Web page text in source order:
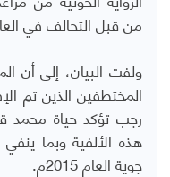
من قبل التحالف في العام
ولفت البيان، إلى
المختطفين الذين تم
رجب تؤكد حياة محمد
هذه الألفية وبما
جوية العام 2015م.